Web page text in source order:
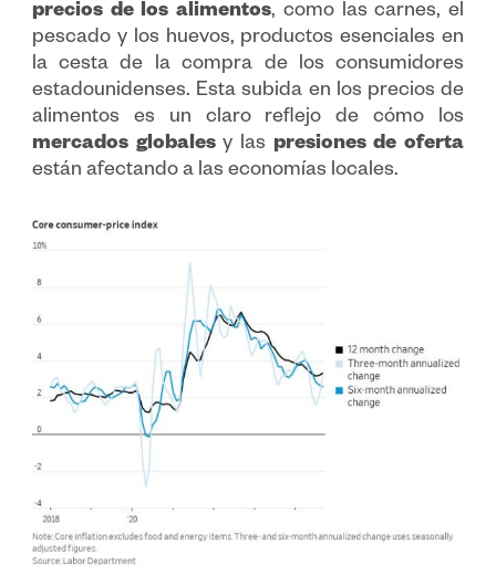
precios de los alimentos, como las carnes, el
pescado y los huevos, productos esenciales en
la cesta de la compra de los consumidores
estadounidenses. Esta subida en los precios de
alimentos es un claro reflejo de cómo los
mercados globalesy las presiones de oferta
están afectando a las economías locales.